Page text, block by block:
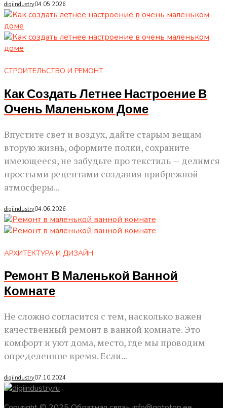
digiindustry04.05.2026
СТРОИТЕЛЬСТВО И РЕМОНТ
Как Создать Летнее Настроение В
Очень Маленьком Доме
Впустите свет и воздух, дайте старым вещам
вторую жизнь, оформите полки, сохраните
имеющееся, не забудьте про текстиль — делимся
простыми рецептами создания прибрежной
атмосферы...
digiindustry04.06.2026
АРХИТЕКТУРА И ДИЗАЙН
Ремонт В Маленькой Ванной
Комнате
Не сложно согласится с тем, насколько важен
качественный ремонт в ванной комнате. Это
комфорт и уют дома, место, где мы проводим
определенное время. Если...
digiindustry07.10.2024